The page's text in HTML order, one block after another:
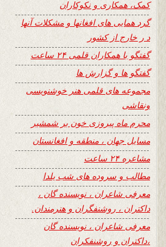
کمک، همکاری و نکوکاران
گرد همایی های افغانها و مشکلات آنها
د ر خارج از کشور
گفتگو با همکاران قلمی ۲۴ ساعت
گفتگو ها و گزارش ها
مجموعه های قلمی هنر خوشنویسی
ونقاشی
محرم ماه پیروزی خون بر شمشیر
مسایل جهان ، منطقه و افغانستان
مشاعره ۲۴ ساعت
مطالب و سروده های شب یلدا
معرفی شاعران ، نویسنده گان ،
داکتران ، روشنفگران و هنرمندان.
معرفی شاعران ، نویسنده گان
،داکتران و روشنفکران